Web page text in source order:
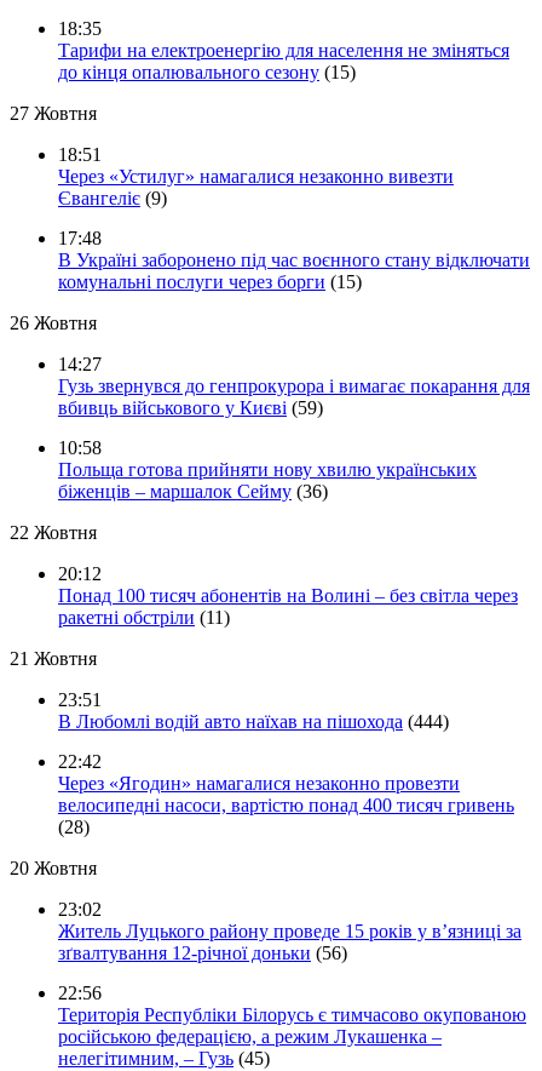
18:35
Тарифи на електроенергію для населення не зміняться
до кінця опалювального сезону (15)
27 Жовтня
18:51
Через «Устилуг» намагалися незаконно вивезти
Євангеліє (9)
17:48
В Україні заборонено під час воєнного стану відключати
комунальні послуги через борги (15)
26 Жовтня
14:27
Гузь звернувся до генпрокурора і вимагає покарання для
вбивць військового у Києві (59)
10:58
Польща готова прийняти нову хвилю українських
біженців – маршалок Сейму (36)
22 Жовтня
20:12
Понад 100 тисяч абонентів на Волині – без світла через
ракетні обстріли (11)
21 Жовтня
23:51
В Любомлі водій авто наїхав на пішохода (444)
22:42
Через «Ягодин» намагалися незаконно провезти
велосипедні насоси, вартістю понад 400 тисяч гривень
(28)
20 Жовтня
23:02
Житель Луцького району проведе 15 років у в’язниці за
зґвалтування 12-річної доньки (56)
22:56
Територія Республіки Білорусь є тимчасово окупованою
російською федерацією, а режим Лукашенка –
нелегітимним, – Гузь (45)